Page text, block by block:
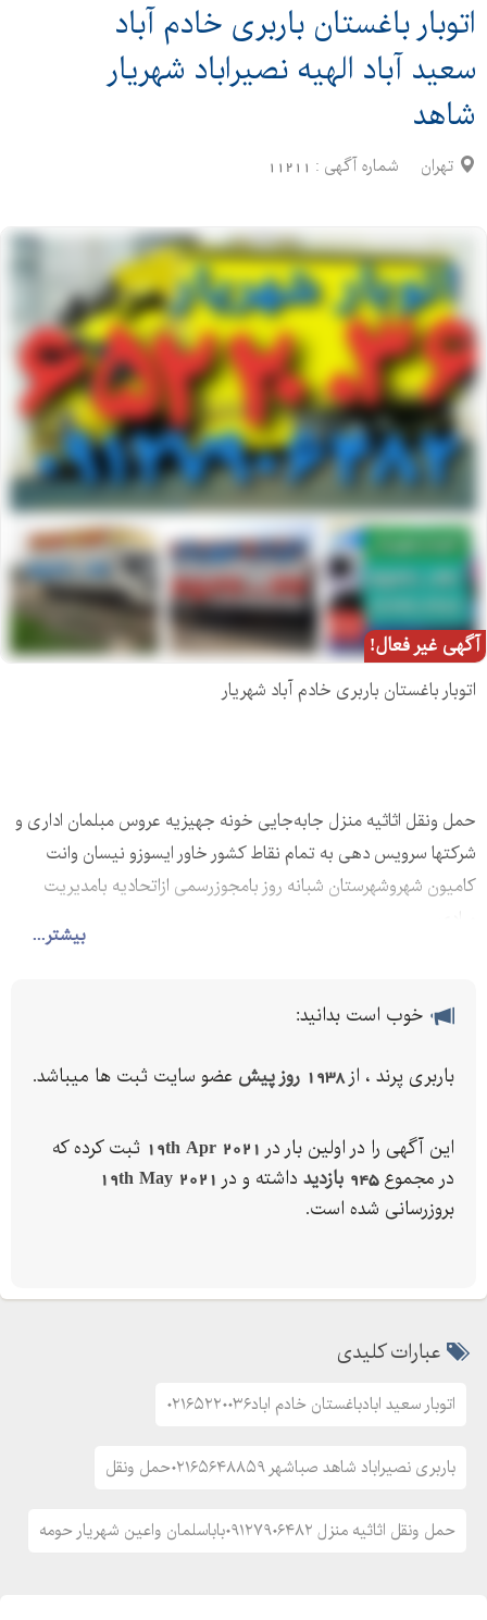
اتوبار باغستان باربری خادم آباد
سعید آباد الهیه نصیراباد شهریار
شاهد
تهران شماره آگهی : 11211
آگهی غیر فعال!
بیشتر...
اتوبار باغستان باربری خادم آباد شهریار
حمل ونقل اثاثیه منزل جابه‌جایی خونه جهیزیه عروس مبلمان اداری و
شرکتها سرویس دهی به تمام نقاط کشور خاور ایسوزو نیسان وانت
کامیون شهروشهرستان شبانه روز بامجوزرسمی ازاتحادیه بامدیریت
خوب است بدانید:
باربری پرند ، از1938 روز پیش عضو سایت ثبت ها میباشد.
این آگهی را در اولین بار در 19th Apr 2021 ثبت کرده که
در مجموع945 بازدید داشته و در 19th May 2021
بروزرسانی شده است.
عبارات کلیدی
اتوبار سعید ابادباغستان خادم اباد۰۲۱۶۵۲۲۰۰۳۶
باربری نصیراباد شاهد صباشهر ۰۲۱۶۵۶۴۸۸۵۹حمل ونقل
حمل ونقل اثاثیه منزل ۰۹۱۲۷۹۰۶۴۸۲باباسلمان واعین شهریار حومه